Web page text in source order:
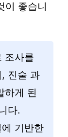
이 좋습니
조사를
진술 과
하게 된
다.
기반한